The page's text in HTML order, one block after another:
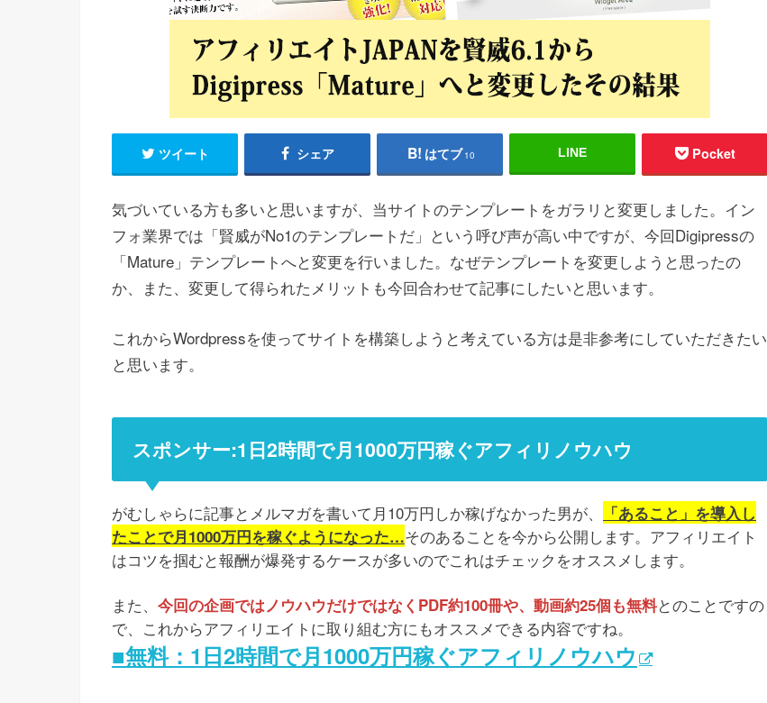
ツイート シェア はてブ 10 LINE Pocket
気づいている方も多いと思いますが、当サイトのテンプレートをガラリと変更しました。イン
フォ業界では「賢威がNo1のテンプレートだ」という呼び声が高い中ですが、今回Digipressの
「Mature」テンプレートへと変更を行いました。なぜテンプレートを変更しようと思ったの
か、また、変更して得られたメリットも今回合わせて記事にしたいと思います。
これからWordpressを使ってサイトを構築しようと考えている方は是非参考にしていただきたい
と思います。
スポンサー:1日2時間で月1000万円稼ぐアフィリノウハウ
がむしゃらに記事とメルマガを書いて月10万円しか稼げなかった男が、
「あること」を導入し
たことで月1000万円を稼ぐようになった…そのあることを今から公開します。アフィリエイト
はコツを掴むと報酬が爆発するケースが多いのでこれはチェックをオススメします。
また、 今回の企画ではノウハウだけではなくPDF約100冊や、動画約25個も無料とのことですの
で、これからアフィリエイトに取り組む方にもオススメできる内容ですね。
■無料：1日2時間で月1000万円稼ぐアフィリノウハウ